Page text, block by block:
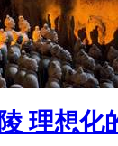
理想化